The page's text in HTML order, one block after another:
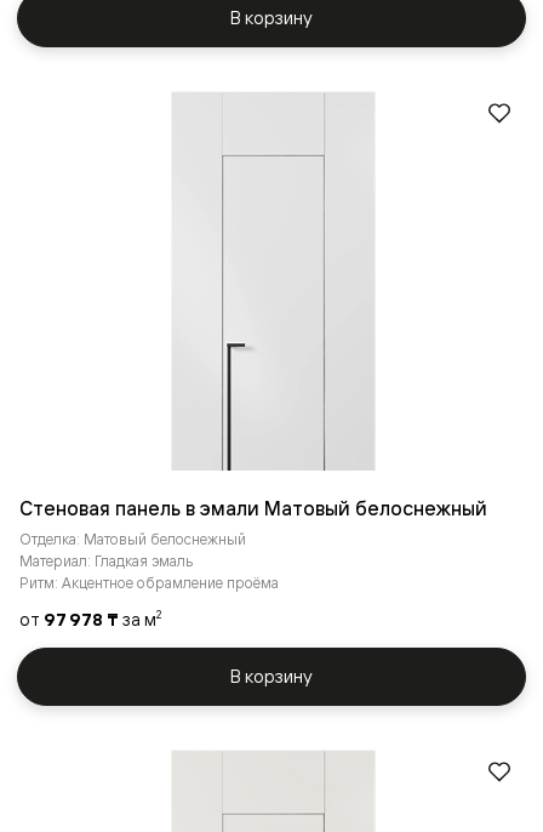
В корзину
Стеновая панель в эмали Матовый белоснежный
Отделка: Матовый белоснежный
Материал: Гладкая эмаль
Ритм: Акцентное обрамление проёма
от 97 978 ₸ за м2
В корзину